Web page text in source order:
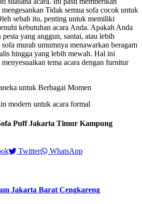
Tidak semua sofa cocok untuk
sebab itu, penting untuk memiliki
kebutuhan acara Anda. Apakah Anda
pesta yang anggun, santai, atau lebih
murah umumnya menawarkan beragam
hingga yang lebih mewah. Hal ini
tema acara dengan furnitur
untuk Berbagai Momen
modern untuk acara formal
Puff Jakarta Timur Kampung
Twitter WhatsApp
Jakarta Barat Cengkareng